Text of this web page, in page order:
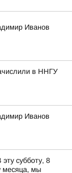
Иванов
в ННГУ
Иванов
субботу, 8
месяца, мы